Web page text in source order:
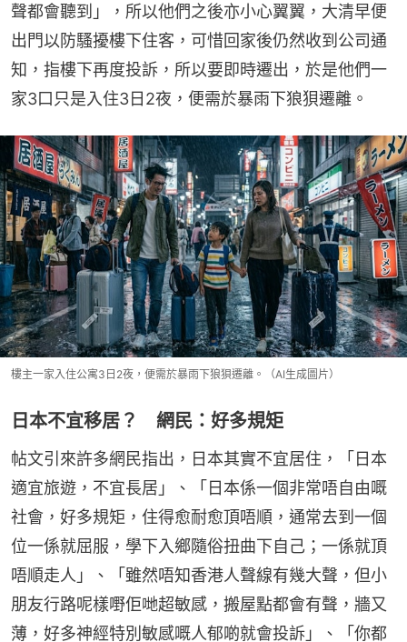
聲都會聽到」，所以他們之後亦小心翼翼，大清早便
出門以防騷擾樓下住客，可惜回家後仍然收到公司通
知，指樓下再度投訴，所以要即時遷出，於是他們一
家3口只是入住3日2夜，便需於暴雨下狼狽遷離。
樓主一家入住公寓3日2夜，便需於暴雨下狼狽遷離。（AI生成圖片）
日本不宜移居？ 網民：好多規矩
帖文引來許多網民指出，日本其實不宜居住，「日本
適宜旅遊，不宜長居」、「日本係一個非常唔自由嘅
社會，好多規矩，住得愈耐愈頂唔順，通常去到一個
位一係就屈服，學下入鄉隨俗扭曲下自己；一係就頂
唔順走人」、「雖然唔知香港人聲線有幾大聲，但小
朋友行路呢樣嘢佢哋超敏感，搬屋點都會有聲，牆又
薄，好多神經特別敏感嘅人郁啲就會投訴」、「你都